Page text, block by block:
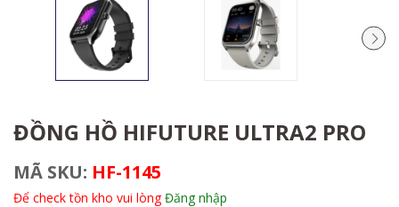
ĐỒNG HỒ HIFUTURE ULTRA2 PRO
MÃ SKU: HF-1145
Để check tồn kho vui lòngĐăng nhập